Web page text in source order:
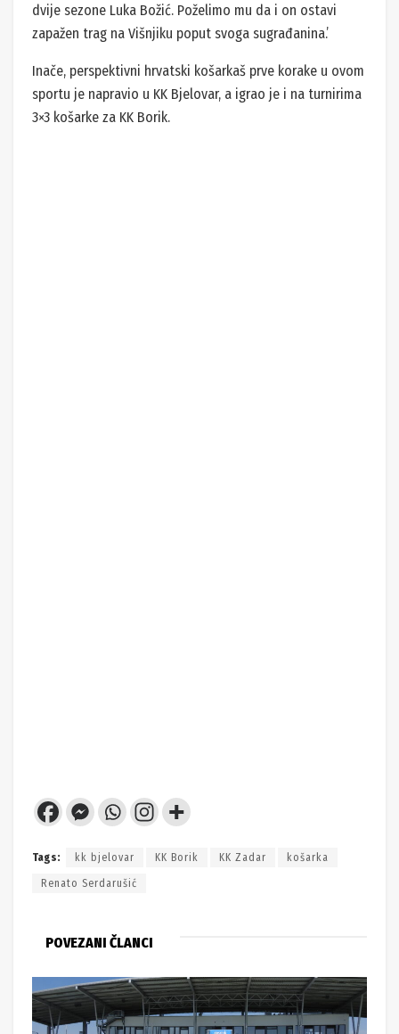
dvije sezone Luka Božić. Poželimo mu da i on ostavi
zapažen trag na Višnjiku poput svoga sugrađanina.’
Inače, perspektivni hrvatski košarkaš prve korake u ovom
sportu je napravio u KK Bjelovar, a igrao je i na turnirima
3×3 košarke za KK Borik.
Tags: kk bjelovar KK Borik KK Zadar košarka
Renato Serdarušić
POVEZANI ČLANCI